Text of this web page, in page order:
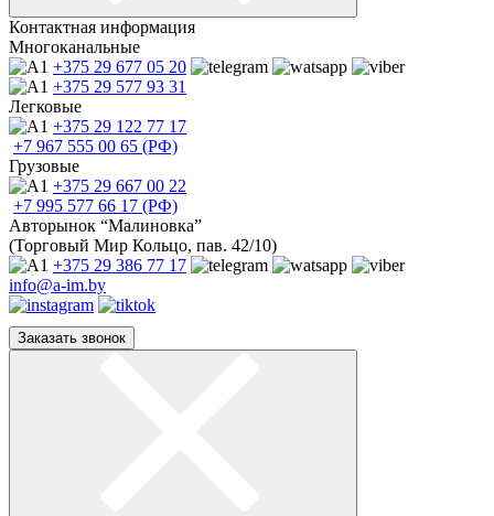
Контактная информация
Многоканальные
+375 29 677 05 20
+375 29 577 93 31
Легковые
+375 29 122 77 17
+7 967 555 00 65 (РФ)
Грузовые
+375 29 667 00 22
+7 995 577 66 17 (РФ)
Авторынок “Малиновка”
(Торговый Мир Кольцо, пав. 42/10)
+375 29 386 77 17
info@a-im.by
Заказать звонок